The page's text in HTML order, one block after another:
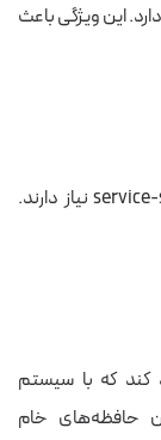
این ویژگی باعث
ذخیره داده‌ برای برنامه‌هایی که به پردازشservice-side نیاز دارند.
کند که با سیستم
حافظه‌های خام